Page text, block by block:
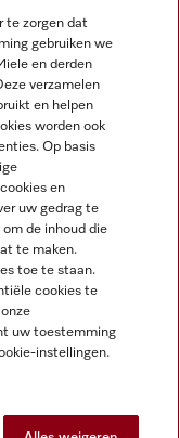
te zorgen dat
gebruiken we
en derden
verzamelen
en helpen
worden ook
Op basis
en
uw gedrag te
de inhoud die
te maken.
toe te staan.
cookies te
uw toestemming
instellingen.